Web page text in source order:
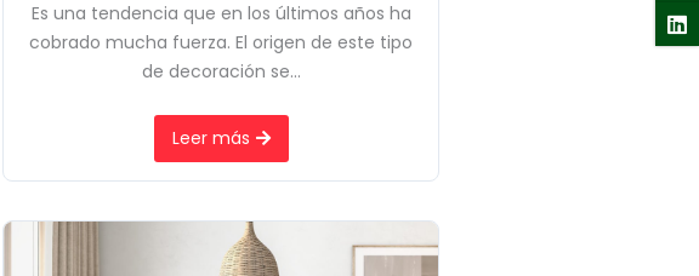
Es una tendencia que en los últimos años ha
cobrado mucha fuerza. El origen de este tipo
de decoración se...
Leer más